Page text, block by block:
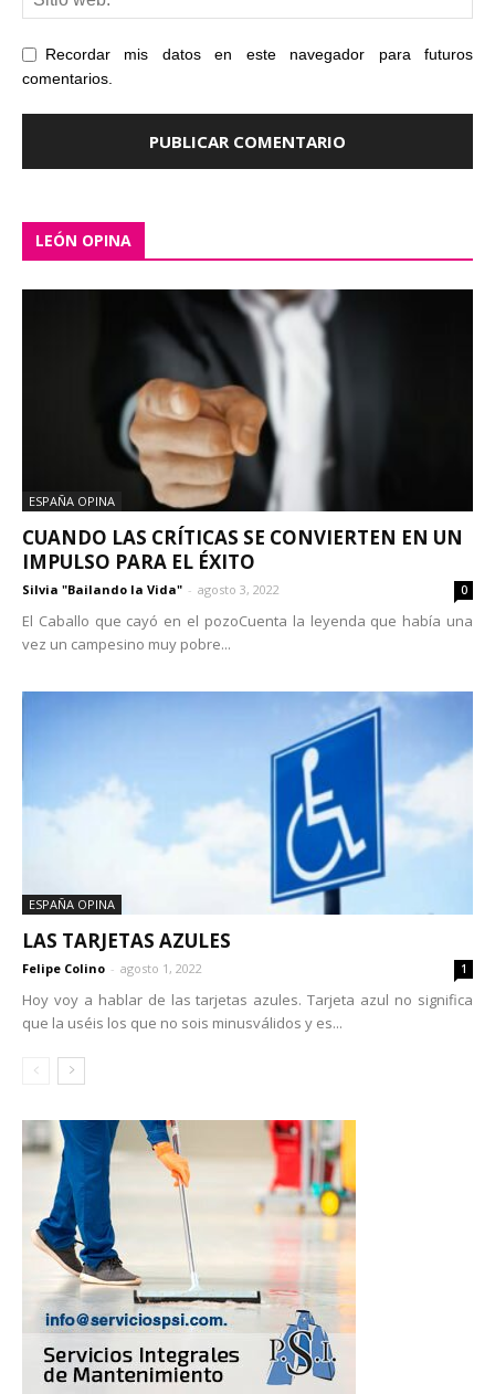
Recordar mis datos en este navegador para futuros
comentarios.
LEÓN OPINA
ESPAÑA OPINA
CUANDO LAS CRÍTICAS SE CONVIERTEN EN UN
IMPULSO PARA EL ÉXITO
Silvia "Bailando la Vida" - agosto 3, 2022 0
El Caballo que cayó en el pozoCuenta la leyenda que había una
vez un campesino muy pobre...
ESPAÑA OPINA
LAS TARJETAS AZULES
Felipe Colino - agosto 1, 2022 1
Hoy voy a hablar de las tarjetas azules. Tarjeta azul no significa
que la uséis los que no sois minusválidos y es...